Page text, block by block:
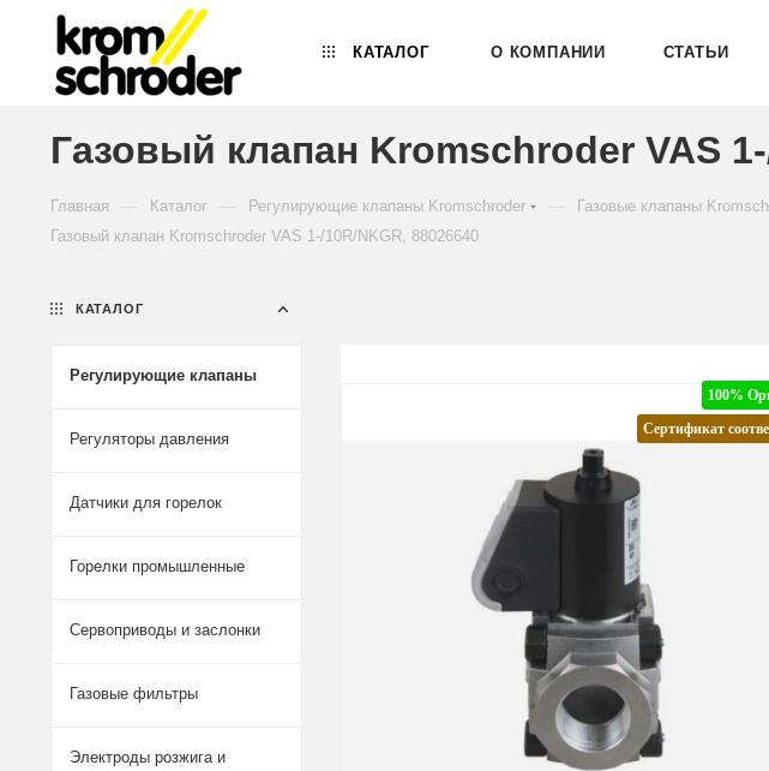
КАТАЛОГ О КОМПАНИИ СТАТЬИ
Газовый клапан Kromschroder VAS
Главная Каталог Регулирующие клапаны Kromschroder Газовые клапаны
Газовый клапан Kromschroder VAS 1-/10R/NKGR, 88026640
100%
Сертификат
КАТАЛОГ
Регулирующие клапаны
Регуляторы давления
Датчики для горелок
Горелки промышленные
Сервоприводы и заслонки
Газовые фильтры
Электроды розжига и